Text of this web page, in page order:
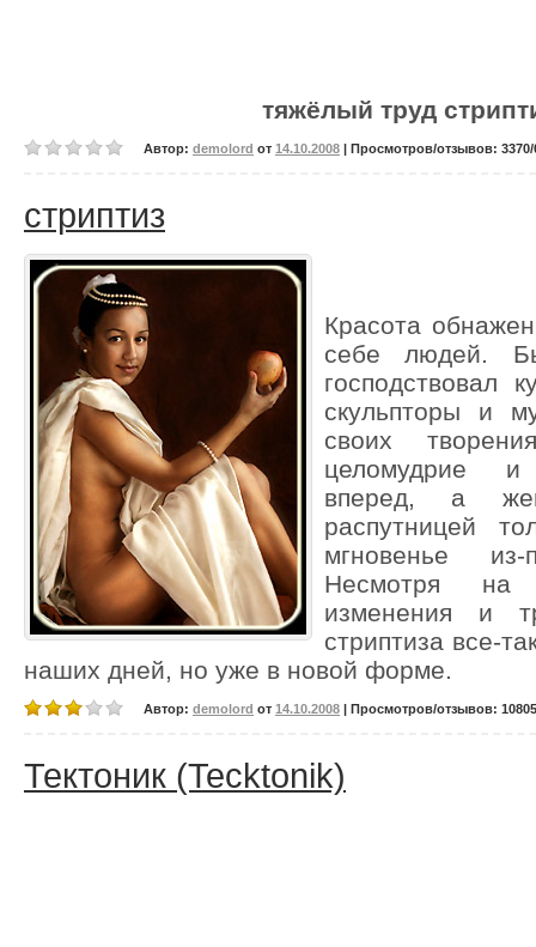
тяжёлый труд
Автор: demolord от 14.10.2008 | Просмотров/отзывов: 3370/
стриптиз
Красота
себе людей.
господствовал
скульпторы и
своих
целомудрие и
вперед, а
распутницей
мгновенье
Несмотря на
изменения и
стриптиза все-
наших дней, но уже в новой форме.
Автор: demolord от 14.10.2008 | Просмотров/отзывов:
Тектоник (Tecktonik)